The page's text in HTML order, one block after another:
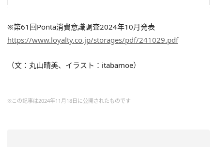
※第61回Ponta消費意識調査2024年10月発表
https://www.loyalty.co.jp/storages/pdf/241029.pdf
（文：丸山晴美、イラスト：itabamoe）
※この記事は2024年11月18日に公開されたものです